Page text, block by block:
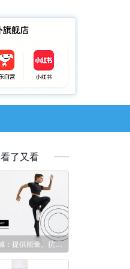
看了又看
左旋肉碱：提供能量、抗炎的补充剂